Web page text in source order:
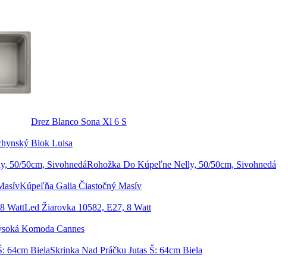
Drez Blanco Sona Xl 6 S
Blok Luisa
Rohožka Do Kúpeľne Nelly, 50/50cm, Sivohnedá
Kúpeľňa Galia Čiastočný Masív
Led Žiarovka 10582, E27, 8 Watt
Komoda Cannes
Skrinka Nad Práčku Jutas Š: 64cm Biela